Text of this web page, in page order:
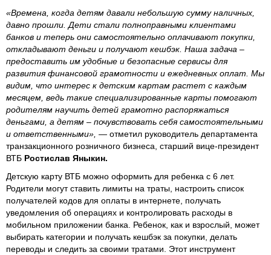
«Времена, когда детям давали небольшую сумму наличных,
давно прошли. Дети стали полноправными клиентами
банков и теперь они самостоятельно оплачивают покупки,
откладывают деньги и получают кешбэк. Наша задача –
предоставить им удобные и безопасные сервисы для
развития финансовой грамотности и ежедневных оплат. Мы
видим, что интерес к детским картам растет с каждым
месяцем, ведь такие специализированные карты помогают
родителям научить детей грамотно распоряжаться
деньгами, а детям – почувствовать себя самостоятельными
и ответственными», — отметил руководитель департамента
транзакционного розничного бизнеса, старший вице-президент
ВТБ Ростислав Яныкин.
Детскую карту ВТБ можно оформить для ребенка с 6 лет.
Родители могут ставить лимиты на траты, настроить список
получателей кодов для оплаты в интернете, получать
уведомления об операциях и контролировать расходы в
мобильном приложении банка. Ребенок, как и взрослый, может
выбирать категории и получать кешбэк за покупки, делать
переводы и следить за своими тратами. Этот инструмент